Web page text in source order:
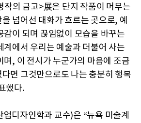
작의 금고>展은 단지 작품이 머무는
넘어선 대화가 흐르는 곳으로, 예
감이 되며 끊임없이 모습을 바꾸는
계에서 우리는 예술과 더불어 사는
며, 이 전시가 누군가의 마음에 조금
면 그것만으로도 나는 충분히 행복
했다.
디자인학과 교수)은 “뉴욕 미술계